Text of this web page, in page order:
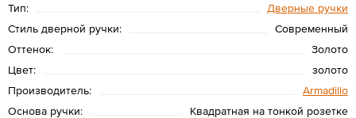
Тип:
Дверные ручки
Стиль дверной ручки:
Современный
Оттенок:
Золото
Цвет:
золото
Производитель:
Armadillo
Основа ручки:
Квадратная на тонкой розетке